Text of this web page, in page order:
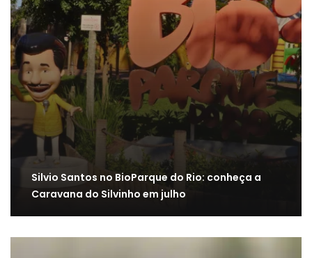
Silvio Santos no BioParque do Rio: conheça a
Caravana do Silvinho em julho